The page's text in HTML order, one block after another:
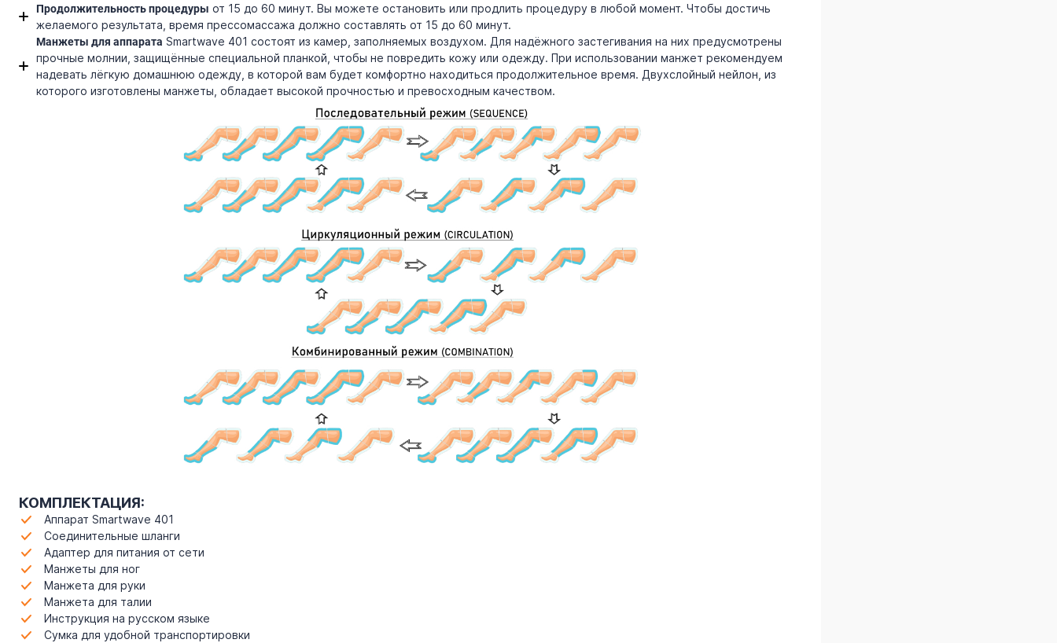
Продолжительность процедуры от 15 до 60 минут. Вы можете остановить или продлить процедуру в любой момент. Чтобы достичь
желаемого результата, время прессомассажа должно составлять от 15 до 60 минут.
Манжеты для аппарата Smartwave 401 состоят из камер, заполняемых воздухом. Для надёжного застегивания на них предусмотрены
прочные молнии, защищённые специальной планкой, чтобы не повредить кожу или одежду. При использовании манжет рекомендуем
надевать лёгкую домашнюю одежду, в которой вам будет комфортно находиться продолжительное время. Двухслойный нейлон, из
которого изготовлены манжеты, обладает высокой прочностью и превосходным качеством.
КОМПЛЕКТАЦИЯ:
Аппарат Smartwave 401
Соединительные шланги
Адаптер для питания от сети
Манжеты для ног
Манжета для руки
Манжета для талии
Инструкция на русском языке
Сумка для удобной транспортировки